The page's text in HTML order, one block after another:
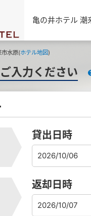
亀の井ホテル 潮
市水原(ホテル地図)
入力ください
貸出日時
返却日時